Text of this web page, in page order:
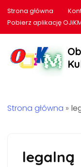
Strona główna
Pobierz aplikację
Strona główna »
legalną